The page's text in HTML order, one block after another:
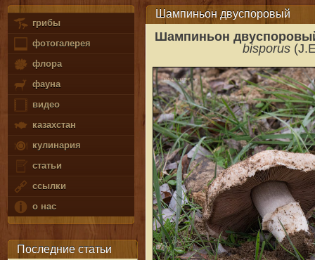
грибы
фотогалерея
флора
фауна
видео
казахстан
кулинария
статьи
ссылки
о нас
Последние статьи
Шампиньон двуспоровый
Шампиньон
bisporus